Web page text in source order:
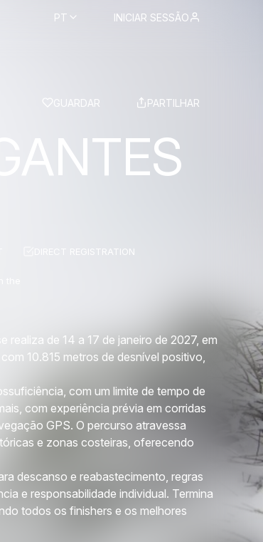
PT INICIAR SESSÃO
GUARDAR PARTILHAR
DIRECT REGISTRATION
realiza de 14 a 17 de janeiro de 2027, em
10.815 metros de desnível positivo,
com um limite de tempo de
com experiência prévia em corridas
GPS. O percurso atravessa
e zonas costeiras, oferecendo
descanso e reabastecimento, regras
e responsabilidade individual. Termina
todos os finishers e os melhores